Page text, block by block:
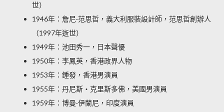
世）
1946年：詹尼·范思哲，義大利服裝設計師，范思哲創辦人
（1997年逝世）
1949年：池田秀一，日本聲優
1950年：李鳳英，香港政界人物
1953年：鍾發，香港男演員
1955年：丹尼斯・克里斯多佛，美國男演員
1959年：博曼·伊蘭尼，印度演員